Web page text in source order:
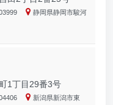
静岡県静岡市駿河
1丁目29番3号
新潟県新潟市東